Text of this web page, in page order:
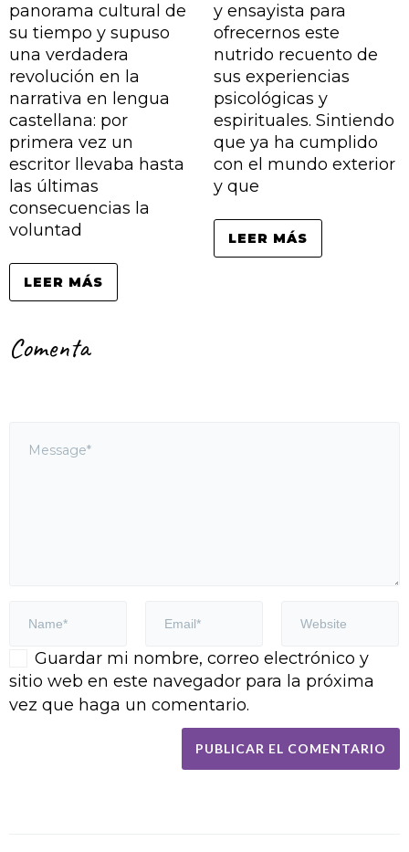
panorama cultural de
su tiempo y supuso
una verdadera
revolución en la
narrativa en lengua
castellana: por
primera vez un
escritor llevaba hasta
las últimas
consecuencias la
voluntad
LEER MÁS
y ensayista para
ofrecernos este
nutrido recuento de
sus experiencias
psicológicas y
espirituales. Sintiendo
que ya ha cumplido
con el mundo exterior
y que
LEER MÁS
Comenta
Guardar mi nombre, correo electrónico y
sitio web en este navegador para la próxima
vez que haga un comentario.